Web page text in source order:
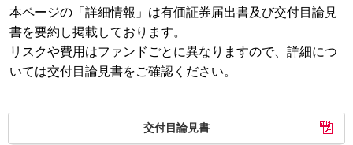
本ページの「詳細情報」は有価証券届出書及び交付目論見
書を要約し掲載しております。
リスクや費用はファンドごとに異なりますので、詳細につ
いては交付目論見書をご確認ください。
交付目論見書